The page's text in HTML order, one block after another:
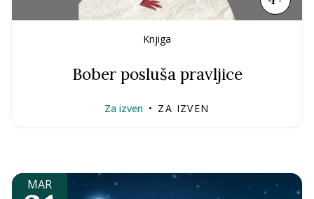
Knjiga
Bober posluša pravljice
Za izven • ZA IZVEN
MAR